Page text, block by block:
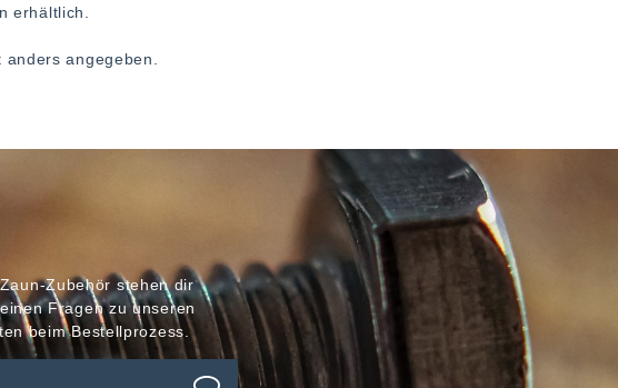
erhältlich.
angegeben.
Zubehör stehen dir
Fragen zu unseren
beim Bestellprozess.